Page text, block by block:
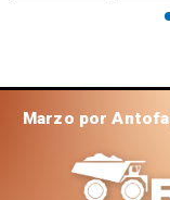
Marzo por